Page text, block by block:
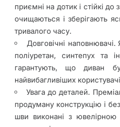
приємні на дотик і стійкі
очищаються і зберігають
тривалого часу.
Довговічні наповнювачі.
поліуретан, синтепух та
гарантують, що диван
найвибагливіших
Увага до деталей.
продуману конструкцію і
шви виконані з ювелірною